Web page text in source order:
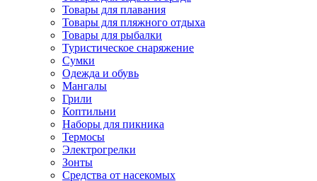
Товары для плавания
Товары для пляжного отдыха
Товары для рыбалки
Туристическое снаряжение
Сумки
Одежда и обувь
Мангалы
Грили
Коптильни
Наборы для пикника
Термосы
Электрогрелки
Зонты
Средства от насекомых